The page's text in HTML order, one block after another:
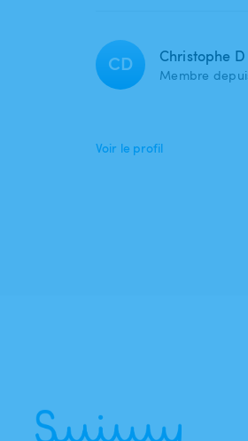
CD Christophe D
Membre
Voir le profil